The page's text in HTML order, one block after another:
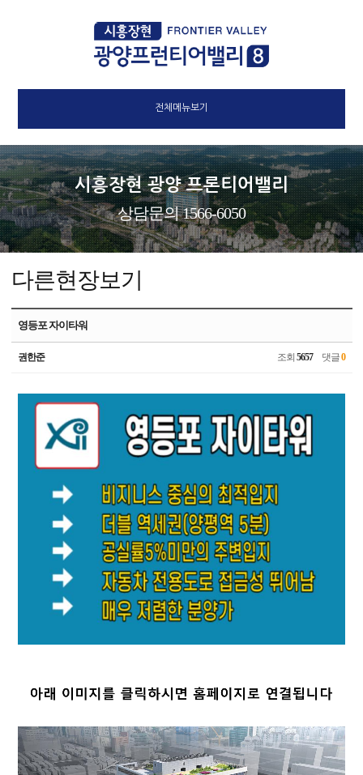
전체메뉴보기
시흥장현 광양 프론티어밸리
상담문의 1566-6050
다른현장보기
영등포 자이타워
권한준 조회 5657댓글0